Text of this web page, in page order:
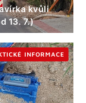
kvůli
13. 7.)
INFORMACE